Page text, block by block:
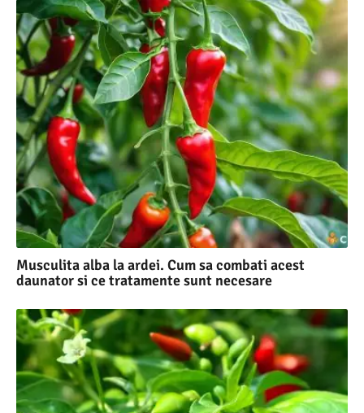
Musculita alba la ardei. Cum sa combati acest
daunator si ce tratamente sunt necesare